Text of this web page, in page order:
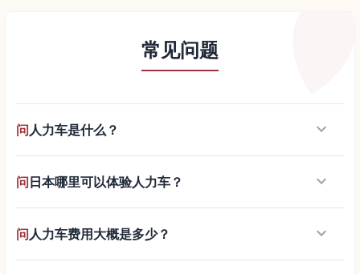
常见问题
问人力车是什么？ keyboard_arrow_down
问 日本哪里可以体验人力车？ keyboard_arrow_down
问人力车费用大概是多少？ keyboard_arrow_down